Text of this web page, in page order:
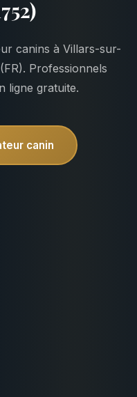
canins à Villars-sur-
Professionnels
ligne gratuite.
canin